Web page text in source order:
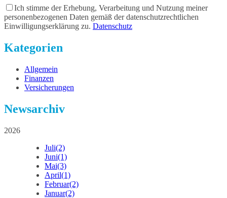
Ich stimme der Erhebung, Verarbeitung und Nutzung meiner
personenbezogenen Daten gemäß der datenschutzrechtlichen
Einwilligungserklärung zu. Datenschutz
Kategorien
Allgemein
Finanzen
Versicherungen
Newsarchiv
2026
Juli(2)
Juni(1)
Mai(3)
April(1)
Februar(2)
Januar(2)